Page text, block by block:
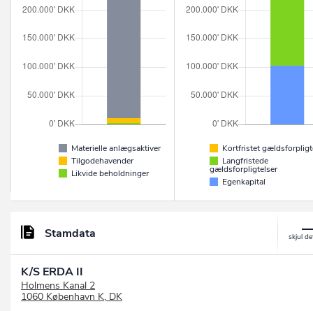
Materielle anlægsaktiver
Tilgodehavender
Likvide beholdninger
Kortfristet
Langfristede
gældsforpligtelser
Egenkapital
Stamdata
K/S ERDA II
Holmens Kanal 2
1060 København K, DK